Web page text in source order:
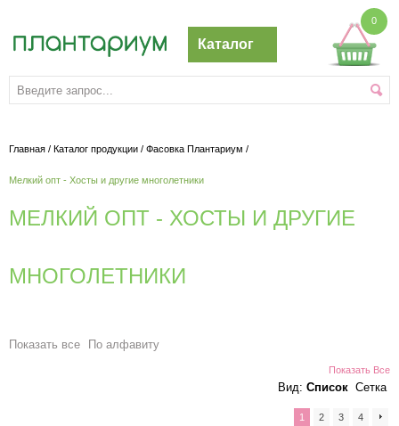
Каталог
0
Главная / Каталог продукции / Фасовка Плантариум /
Мелкий опт - Хосты и другие многолетники
МЕЛКИЙ ОПТ - ХОСТЫ И ДРУГИЕ
МНОГОЛЕТНИКИ
Показать все По алфавиту
Показать Все
Вид: Список Сетка
1 2 3 4